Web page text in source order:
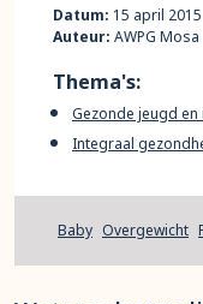
Datum: 15 april 2015
Auteur: AWPG Mosa
Thema's:
Gezonde jeugd
Integraal
Baby Overgewicht